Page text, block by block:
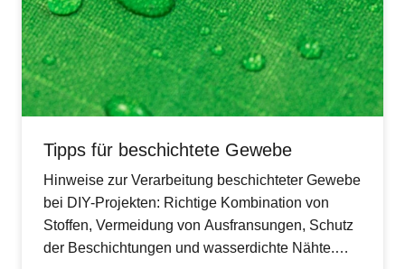
Tipps für beschichtete Gewebe
Hinweise zur Verarbeitung beschichteter Gewebe
bei DIY-Projekten: Richtige Kombination von
Stoffen, Vermeidung von Ausfransungen, Schutz
der Beschichtungen und wasserdichte Nähte.